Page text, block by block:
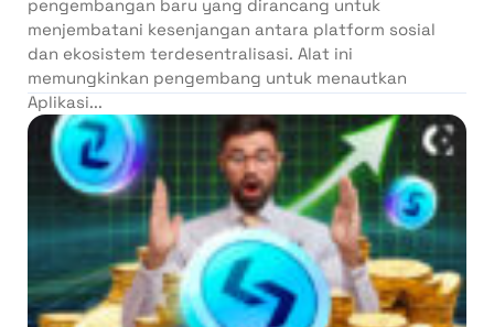
pengembangan baru yang dirancang untuk
menjembatani kesenjangan antara platform sosial
dan ekosistem terdesentralisasi. Alat ini
memungkinkan pengembang untuk menautkan
Aplikasi...